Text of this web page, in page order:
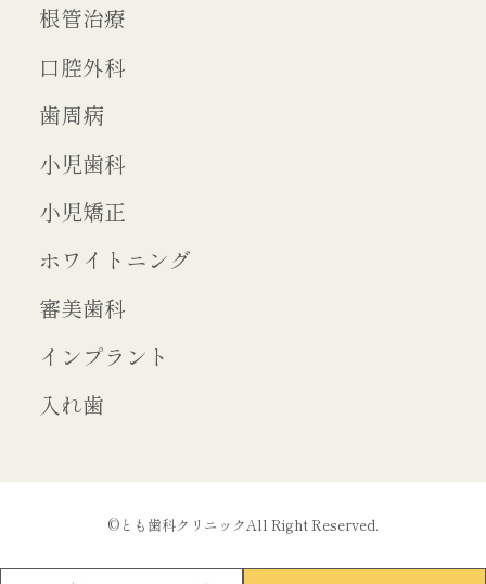
根管治療
口腔外科
歯周病
小児歯科
小児矯正
ホワイトニング
審美歯科
インプラント
入れ歯
©とも歯科クリニックAll Right Reserved.